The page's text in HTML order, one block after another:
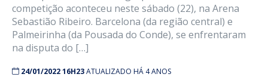
competição aconteceu neste sábado (22), na Arena
Sebastião Ribeiro. Barcelona (da região central) e
Palmeirinha (da Pousada do Conde), se enfrentaram
na disputa do […]
24/01/2022 16H23ATUALIZADO HÁ 4 ANOS